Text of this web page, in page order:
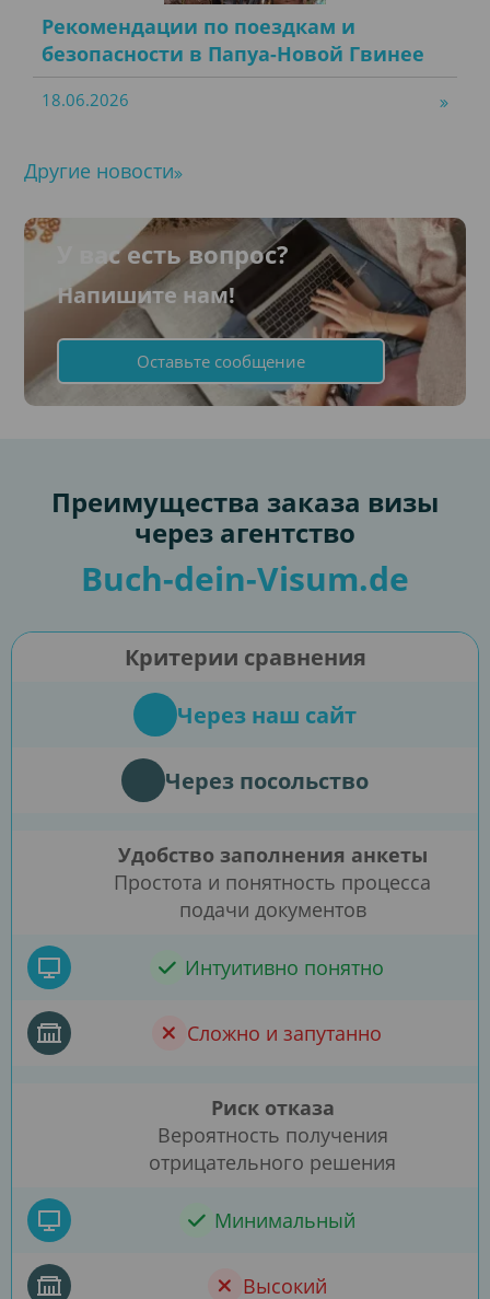
Рекомендации по поездкам и
безопасности в Папуа-Новой Гвинее
18.06.2026
Другие новости
У вас есть вопрос?
Напишите нам!
Оставьте сообщение
Преимущества заказа визы
через агентство
Buch-dein-Visum.de
Критерии сравнения
Через наш сайт
Через посольство
Удобство заполнения анкеты
Простота и понятность процесса
подачи документов
Интуитивно понятно
Сложно и запутанно
Риск отказа
Вероятность получения
отрицательного решения
Минимальный
Высокий